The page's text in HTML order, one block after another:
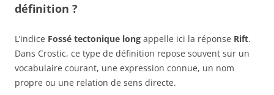
définition ?
L’indice Fossé tectonique long appelle ici la réponse Rift.
Dans Crostic, ce type de définition repose souvent sur un
vocabulaire courant, une expression connue, un nom
propre ou une relation de sens directe.